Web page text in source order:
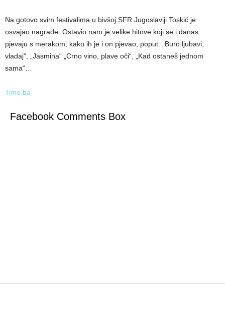
Na gotovo svim festivalima u bivšoj SFR Jugoslaviji Toskić je
osvajao nagrade. Ostavio nam je velike hitove koji se i danas
pjevaju s merakom, kako ih je i on pjevao, poput: „Buro ljubavi,
vladaj“, „Jasmina“ „Crno vino, plave oči“, „Kad ostaneš jednom
sama“…
Time.ba
Facebook Comments Box